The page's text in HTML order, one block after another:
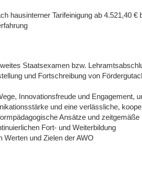
hausinterner Tarifeinigung​ ab 4.521,40
Staatsexamen bzw.
und Fortschreibung von
Innovationsfreude und Engagement,
und eine verlässliche,
Ansätze und
Fort- und Weiterbildung
Werten und Zielen der AWO